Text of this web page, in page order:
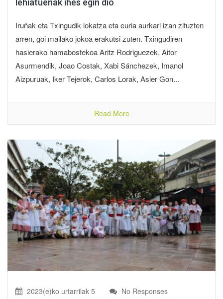
lehiatuenak ihes egin dio
Iruñak eta Txingudik lokatza eta euria aurkari izan zituzten
arren, goi mailako jokoa erakutsi zuten. Txingudiren
hasierako hamabostekoa Aritz Rodriguezek, Aitor
Asurmendik, Joao Costak, Xabi Sánchezek, Imanol
Aizpuruak, Iker Tejerok, Carlos Lorak, Asier Gon...
Read More
2023(e)ko urtarrilak 5 No Responses